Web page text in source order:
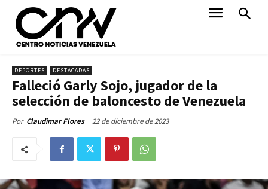
DEPORTES DESTACADAS
Falleció Garly Sojo, jugador de la
selección de baloncesto de Venezuela
Por Claudimar Flores 22 de diciembre de 2023